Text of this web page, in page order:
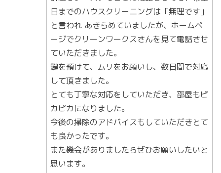
日までのハウスクリーニングは「無理です」
と言われ あきらめていましたが、ホームペ
ージでクリーンワークスさんを見て電話させ
ていただきました。
鍵を預けて、ムリをお願いし、数日間で対応
して頂きました。
とても丁寧な対応をしていただき、部屋もピ
カピカになりました。
今後の掃除のアドバイスもしていただきとて
も良かったです。
また機会がありましたらぜひお願いしたいと
思います。